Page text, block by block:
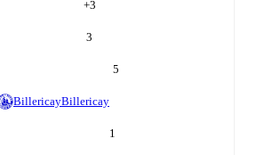
+3
3
5
BillericayBillericay
1